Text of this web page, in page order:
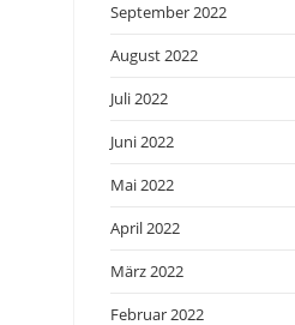
September 2022
August 2022
Juli 2022
Juni 2022
Mai 2022
April 2022
März 2022
Februar 2022